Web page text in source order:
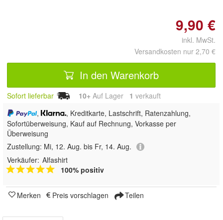
9,90 €
inkl. MwSt.
Versandkosten nur 2,70 €
In den Warenkorb
Sofort lieferbar 10+ Auf Lager 1 verkauft
,
, Kreditkarte, Lastschrift, Ratenzahlung,
Sofortüberweisung, Kauf auf Rechnung, Vorkasse per
Überweisung
Zustellung: Mi, 12. Aug. bis Fr, 14. Aug.
Verkäufer: Alfashirt
100% positiv
Merken Preis vorschlagen Teilen